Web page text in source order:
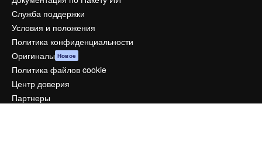
Служба поддержки
Условия и положения
Политика конфиденциальности
Оригиналы Новое
Политика файлов cookie
Центр доверия
Партнеры